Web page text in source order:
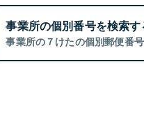
事業所の個別番号を検索す
事業所の７けたの個別郵便番号